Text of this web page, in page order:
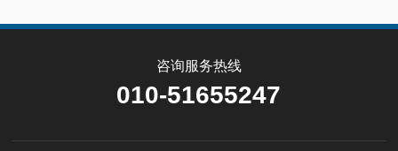
咨询服务热线
010-51655247